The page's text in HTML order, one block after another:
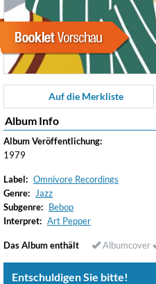
Auf die Merkliste
Album Info
Album Veröffentlichung:
1979
Label: Omnivore Recordings
Genre:
Jazz
Subgenre: Bebop
Interpret: Art Pepper
Das Album enthält Albumcover
Entschuldigen Sie bitte!